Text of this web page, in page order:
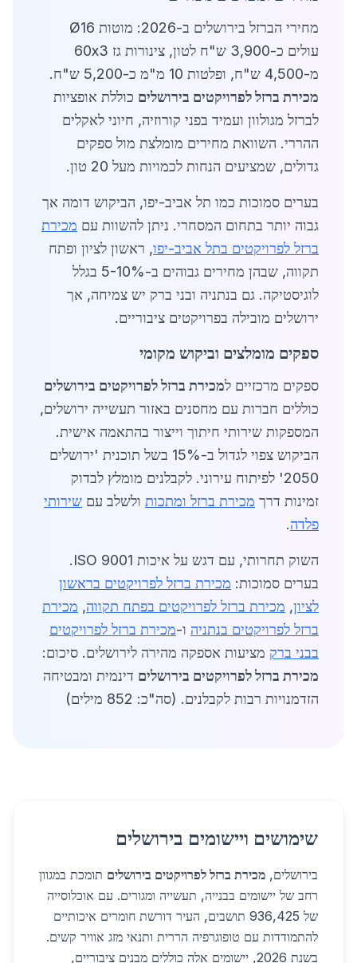
מחירי הברזל בירושלים ב-2026: מוטות Ø16
עולים כ-3,900 ש"ח לטון, צינורות גז 60x3
מ-4,500 ש"ח, ופלטות 10 מ"מ כ-5,200 ש"ח.
מכירת ברזל לפרויקטים בירושלים כוללת אופציות
לברזל מגולוון ועמיד בפני קורוזיה, חיוני לאקלים
ההררי. השוואת מחירים מומלצת מול ספקים
גדולים, שמציעים הנחות לכמויות מעל 20 טון.
בערים סמוכות כמו תל אביב-יפו, הביקוש דומה אך
גבוה יותר בתחום המסחרי. ניתן להשוות עם מכירת
ברזל לפרויקטים בתל אביב-יפו, ראשון לציון ופתח
תקווה, שבהן מחירים גבוהים ב-5-10% בגלל
לוגיסטיקה. גם בנתניה ובני ברק יש צמיחה, אך
ירושלים מובילה בפרויקטים ציבוריים.
ספקים מומלצים וביקוש מקומי
ספקים מרכזיים למכירת ברזל לפרויקטים בירושלים
כוללים חברות עם מחסנים באזור תעשייה ירושלים,
המספקות שירותי חיתוך וייצור בהתאמה אישית.
הביקוש צפוי לגדול ב-15% בשל תוכנית 'ירושלים
2050' לפיתוח עירוני. לקבלנים מומלץ לבדוק
זמינות דרך מכירת ברזל ומתכות ולשלב עם שירותי
פלדה.
השוק תחרותי, עם דגש על איכות ISO 9001.
בערים סמוכות: מכירת ברזל לפרויקטים בראשון
לציון, מכירת ברזל לפרויקטים בפתח תקווה, מכירת
ברזל לפרויקטים בנתניה ו-מכירת ברזל לפרויקטים
בבני ברק מציעות אספקה מהירה לירושלים. סיכום:
מכירת ברזל לפרויקטים בירושלים דינמית ומבטיחה
הזדמנויות רבות לקבלנים. (סה"כ: 852 מילים)
שימושים ויישומים בירושלים
בירושלים, מכירת ברזל לפרויקטים בירושלים תומכת במגוון
רחב של יישומים בבנייה, תעשייה ומגורים. עם אוכלוסייה
של 936,425 תושבים, העיר דורשת חומרים איכותיים
להתמודדות עם טופוגרפיה הררית ותנאי מזג אוויר קשים.
בשנת 2026, יישומים אלה כוללים מבנים ציבוריים,